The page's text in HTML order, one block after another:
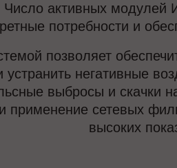
активных модулей
потребности и
позволяет
устранить негативные
выбросы и скачки
сетевых
высоких